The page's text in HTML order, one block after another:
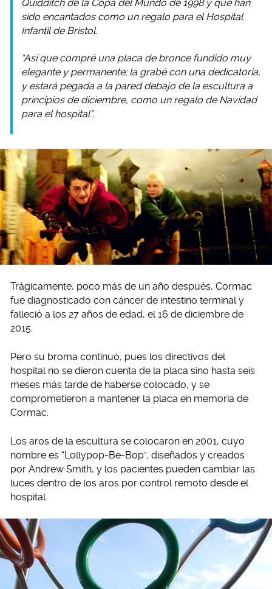
Quidditch de la Copa del Mundo de 1998 y que han
sido encantados como un regalo para el Hospital
Infantil de Bristol.
“Así que compré una placa de bronce fundido muy
elegante y permanente; la grabé con una dedicatoria,
y estará pegada a la pared debajo de la escultura a
principios de diciembre, como un regalo de Navidad
para el hospital”.
Trágicamente, poco más de un año después, Cormac
fue diagnosticado con cáncer de intestino terminal y
falleció a los 27 años de edad, el 16 de diciembre de
2015.
Pero su broma continuó, pues los directivos del
hospital no se dieron cuenta de la placa sino hasta seis
meses más tarde de haberse colocado, y se
comprometieron a mantener la placa en memoria de
Cormac.
Los aros de la escultura se colocaron en 2001, cuyo
nombre es “Lollypop-Be-Bop”, diseñados y creados
por Andrew Smith, y los pacientes pueden cambiar las
luces dentro de los aros por control remoto desde el
hospital.